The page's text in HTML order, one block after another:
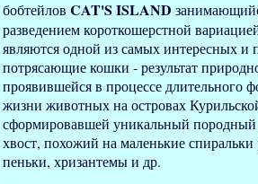
бобтейлов CAT'S ISLAND
разведением короткошерстной
являются одной из самых интересных и
потрясающие кошки - результат
проявившейся в процессе длительного
жизни животных на островах
сформировавшей уникальный
хвост, похожий на маленькие
пеньки, хризантемы и др.